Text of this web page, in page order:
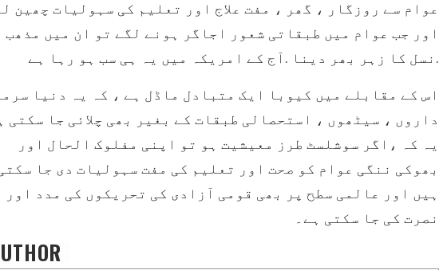
عوام سے روزگار ، گھر ، مفت علاج اور تعلیم کی سہولیات چھین
اور جب عوام میں طبقاتی شعور اجاگر ہونے لگے تو ان میں مذھب
نسل کا زہر بھر دینا .آج کے امریکہ میں یہ ہی سب ہو رہا ہے.
اس کے مقابلے میں کیوبا ایک متبادل ماڈل ہے ، کہ یہ دنیا
داروں ، سیٹھوں ، استحصالی طبقات کے بغیر بھی چلائی جا سکتی
یہ کہ ،اگر سوشلسٹ طرز معیشیت ہو تو اپنی مفلوک الحال اور
بھوکی ننگی عوام کو صحت اور تعلیم کی مفت سہولیات دی جا
ہیں اور عالمی سطح پر بھی قومی آزادی کی تحریکوں کی مدد اور
نصرت کی جا سکتی ہے۔